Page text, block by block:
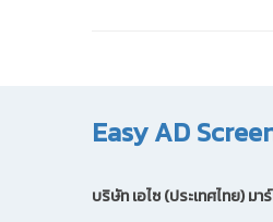
Easy AD
บริษัท เอไซ (ประเทศไทย) มา